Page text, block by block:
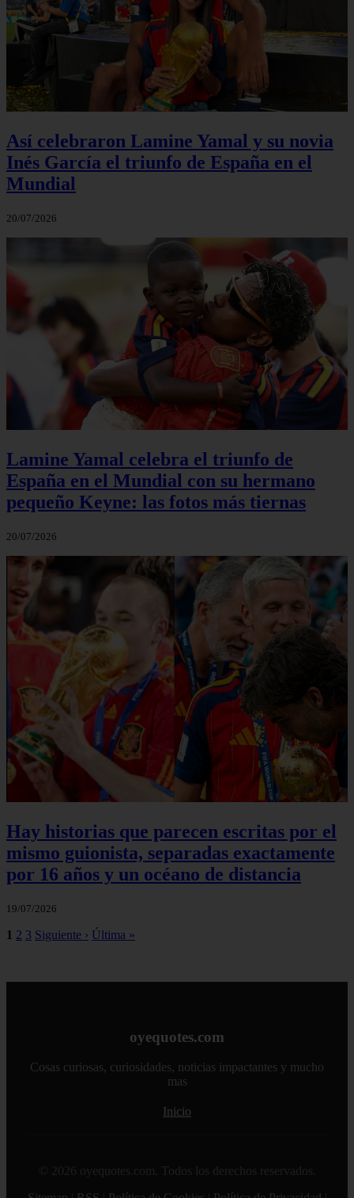
Así celebraron Lamine Yamal y su novia
Inés García el triunfo de España en el
Mundial
20/07/2026
Lamine Yamal celebra el triunfo de
España en el Mundial con su hermano
pequeño Keyne: las fotos más tiernas
20/07/2026
Hay historias que parecen escritas por el
mismo guionista, separadas exactamente
por 16 años y un océano de distancia
19/07/2026
1 2 3 Siguiente › Última »
oyequotes.com
Cosas curiosas, curiosidades, noticias impactantes y mucho
mas
Inicio
© 2026 oyequotes.com. Todos los derechos reservados.